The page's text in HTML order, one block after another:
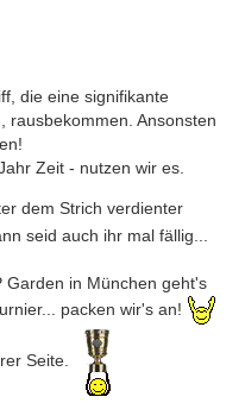
die eine signifikante
rausbekommen. Ansonsten
Zeit - nutzen wir es.
dem Strich verdienter
seid auch ihr mal fällig...
Garden in München geht's
packen wir's an!
Seite.